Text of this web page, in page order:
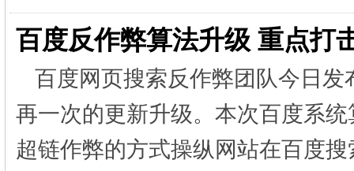
百度反作弊算法升级 重点打
百度网页搜索反作弊团队今日
再一次的更新升级。本次百度系
超链作弊的方式操纵网站在百度